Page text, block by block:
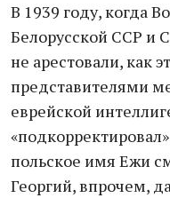
В 1939 году, когда
Белорусской ССР и
не арестовали, как
представителями
еврейской
польское имя Ежи
Георгий, впрочем,